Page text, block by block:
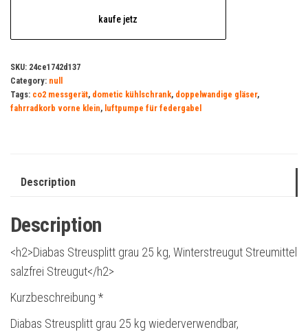
kaufe jetz
SKU: 24ce1742d137
Category: null
Tags: co2 messgerät, dometic kühlschrank, doppelwandige gläser,
fahrradkorb vorne klein, luftpumpe für federgabel
Description
Description
<h2>Diabas Streusplitt grau 25 kg, Winterstreugut Streumittel
salzfrei Streugut</h2>
Kurzbeschreibung *
Diabas Streusplitt grau 25 kg wiederverwendbar,